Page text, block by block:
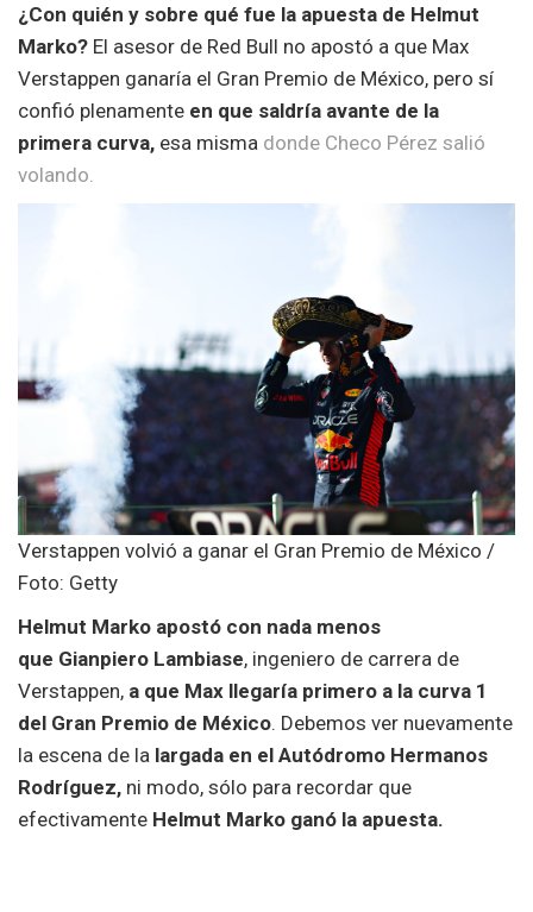
¿Con quién y sobre qué fue la apuesta de Helmut
Marko? El asesor de Red Bull no apostó a que Max
Verstappen ganaría el Gran Premio de México, pero sí
confió plenamente en que saldría avante de la
primera curva, esa misma donde Checo Pérez salió
volando.
Verstappen volvió a ganar el Gran Premio de México /
Foto: Getty
Helmut Marko apostó con nada menos
que Gianpiero Lambiase, ingeniero de carrera de
Verstappen, a que Max llegaría primero a la curva 1
del Gran Premio de México. Debemos ver nuevamente
la escena de la largada en el Autódromo Hermanos
Rodríguez, ni modo, sólo para recordar que
efectivamente Helmut Marko ganó la apuesta.